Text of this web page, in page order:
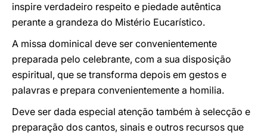
inspire verdadeiro respeito e piedade autêntica
perante a grandeza do Mistério Eucarístico.
A missa dominical deve ser convenientemente
preparada pelo celebrante, com a sua disposição
espiritual, que se transforma depois em gestos e
palavras e prepara convenientemente a homilia.
Deve ser dada especial atenção também à selecção e
preparação dos cantos, sinais e outros recursos que